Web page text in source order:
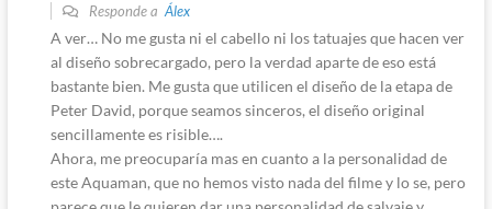
Responde a Álex
A ver… No me gusta ni el cabello ni los tatuajes que hacen ver
al diseño sobrecargado, pero la verdad aparte de eso está
bastante bien. Me gusta que utilicen el diseño de la etapa de
Peter David, porque seamos sinceros, el diseño original
sencillamente es risible….
Ahora, me preocuparía mas en cuanto a la personalidad de
este Aquaman, que no hemos visto nada del filme y lo se, pero